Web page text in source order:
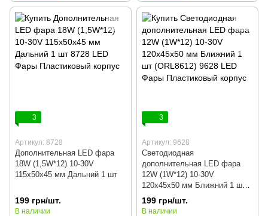
3
Артикул: 8728
Дополнительная LED фара
18W (1,5W*12) 10-30V
115x50x45 мм Дальний 1 шт
199 грн/шт.
В наличии
3
Артикул: 9628
Светодиодная
дополнительная LED фара
12W (1W*12) 10-30V
120x45x50 мм Ближний 1 шт
(ORL8612)
199 грн/шт.
В наличии